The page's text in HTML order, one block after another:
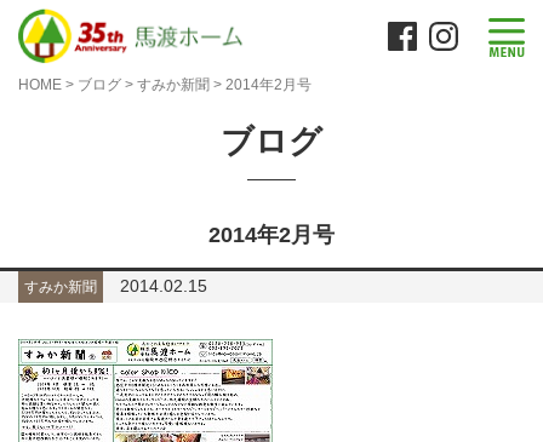
HOME > ブログ > すみか新聞 > 2014年2月号
ブログ
2014年2月号
すみか新聞 2014.02.15